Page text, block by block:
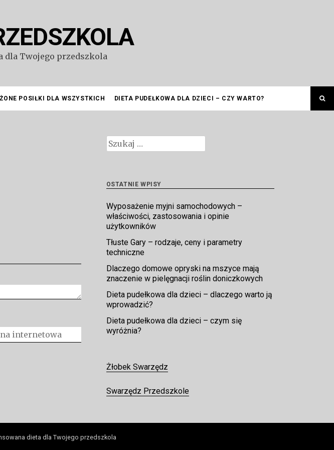
dla Twojego przedszkola
POSIŁKI DLA WSZYSTKICH DIETA PUDEŁKOWA DLA DZIECI – CZY WARTO?
Szukaj:
OSTATNIE WPISY
Wyposażenie myjni samochodowych –
właściwości, zastosowania i opinie
użytkowników
Tłuste Gary – rodzaje, ceny i parametry
techniczne
Dlaczego domowe opryski na mszyce mają
znaczenie w pielęgnacji roślin doniczkowych
Dieta pudełkowa dla dzieci – dlaczego warto ją
wprowadzić?
Dieta pudełkowa dla dzieci – czym się
wyróżnia?
Żłobek Swarzędz
Swarzędz Przedszkole
dieta dla Twojego przedszkola